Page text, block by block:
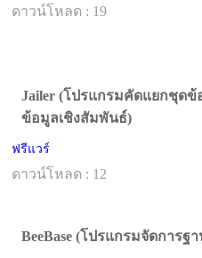
ดาวน์โหลด : 19
Jailer (โปรแกรมคัดแยกชุดข้
ข้อมูลเชิงสัมพันธ์)
ฟรีแวร์
ดาวน์โหลด : 12
BeeBase (โปรแกรมจัดการ